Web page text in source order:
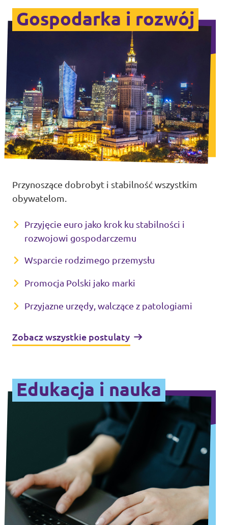
Gospodarka i rozwój
Przynoszące dobrobyt i stabilność wszystkim
obywatelom.
Przyjęcie euro jako krok ku stabilności i
rozwojowi gospodarczemu
Wsparcie rodzimego przemysłu
Promocja Polski jako marki
Przyjazne urzędy, walczące z patologiami
Zobacz wszystkie postulaty
Edukacja i nauka